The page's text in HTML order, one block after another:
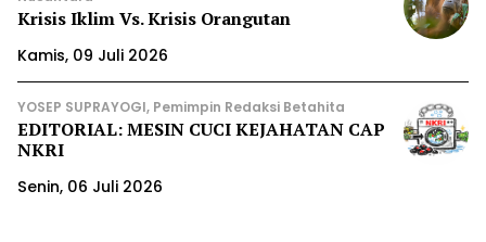
Krisis Iklim Vs. Krisis Orangutan
Kamis, 09 Juli 2026
YOSEP SUPRAYOGI, Pemimpin Redaksi Betahita
EDITORIAL: MESIN CUCI KEJAHATAN CAP
NKRI
Senin, 06 Juli 2026